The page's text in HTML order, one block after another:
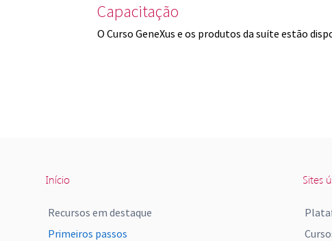
Capacitação
O Curso GeneXus e os produtos da suíte estão
Início
Recursos em destaque
Primeiros passos
Sites